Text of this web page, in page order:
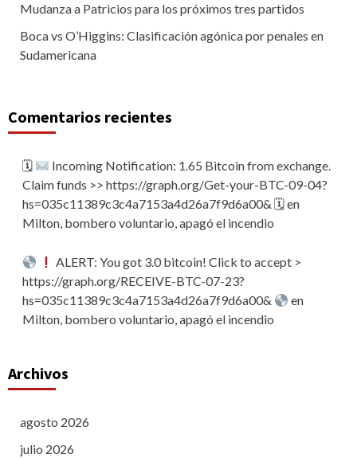
Mudanza a Patricios para los próximos tres partidos
Boca vs O’Higgins: Clasificación agónica por penales en
Sudamericana
Comentarios recientes
🗓
Incoming Notification: 1.65 Bitcoin from exchange.
Claim funds >> https://graph.org/Get-your-BTC-09-04?
hs=035c11389c3c4a7153a4d26a7f9d6a00& 🗓en
Milton, bombero voluntario, apagó el incendio
ALERT: You got 3.0 bitcoin! Click to accept >
https://graph.org/RECEIVE-BTC-07-23?
hs=035c11389c3c4a7153a4d26a7f9d6a00&
en
Milton, bombero voluntario, apagó el incendio
Archivos
agosto 2026
julio 2026